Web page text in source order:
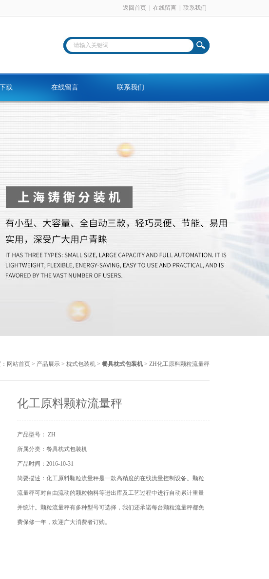
返回首页 在线留言 联系我们
载 在线留言 联系我们
网站首页 > 产品展示 > 枕式包装机 > 餐具枕式包装机 > ZH化工原料颗粒流量秤
化工原料颗粒流量秤
产品型号： ZH
所属分类：餐具枕式包装机
产品时间：2016-10-31
简要描述：化工原料颗粒流量秤是一款高精度的在线流量控制设备。颗粒
流量秤可对自由流动的颗粒物料等进出库及工艺过程中进行自动累计重量
并统计。颗粒流量秤有多种型号可选择，我们还承诺每台颗粒流量秤都免
费保修一年，欢迎广大消费者订购。